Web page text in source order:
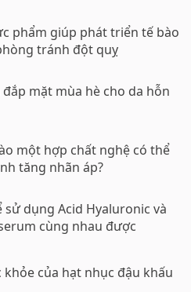
phẩm giúp phát triển tế bào
tránh đột quỵ
đắp mặt mùa hè cho da hỗn
một hợp chất nghệ có thể
tăng nhãn áp?
sử dụng Acid Hyaluronic và
cùng nhau được
khỏe của hạt nhục đậu khấu